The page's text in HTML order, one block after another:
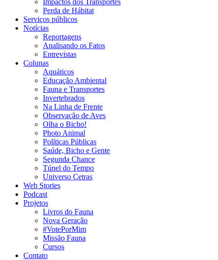
Impactos dos Transportes
Perda de Hábitat
Serviços públicos
Notícias
Reportagens
Analisando os Fatos
Entrevistas
Colunas
Aquáticos
Educação Ambiental
Fauna e Transportes
Invertebrados
Na Linha de Frente
Observação de Aves
Olha o Bicho!
Photo Animal
Políticas Públicas
Saúde, Bicho e Gente
Segunda Chance
Túnel do Tempo
Universo Cetras
Web Stories
Podcast
Projetos
Livros do Fauna
Nova Geração
#VotePorMim
Missão Fauna
Cursos
Contato